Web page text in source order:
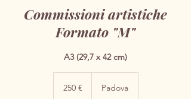
Commissioni artistiche
Formato "M"
A3 (29,7 x 42 cm)
250 € Padova